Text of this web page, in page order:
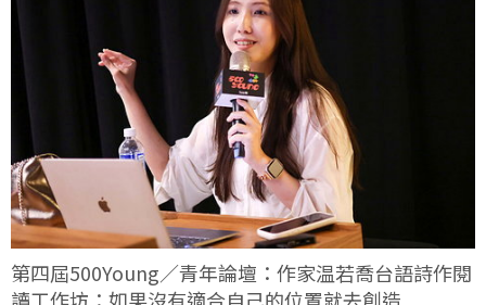
第四屆500Young／青年論壇：作家温若喬台語詩作閱
讀工作坊：如果沒有適合自己的位置就去創造